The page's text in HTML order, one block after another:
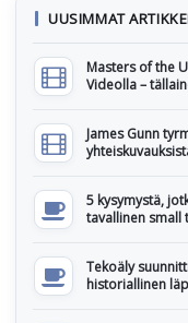
UUSIMMAT
Masters of the
Videolla –
James Gunn
5 kysymystä,
tavallinen small
Tekoäly
historiallinen